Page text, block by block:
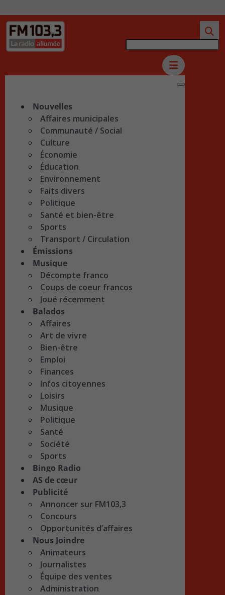
Nouvelles
Affaires municipales
Communauté / Social
Culture
Économie
Éducation
Environnement
Faits divers
Politique
Santé et bien-être
Sports
Transport / Circulation
Émissions
Musique
Décompte franco
Coups de coeur francos
Joué récemment
Balados
Affaires
Art de vivre
Bien-être
Emploi
Finances
Infos citoyennes
Loisirs
Musique
Politique
Santé
Société
Sports
Bingo Radio
AS de cœur
Publicité
Annoncer sur FM103,3
Concours
Opportunités d’affaires
Nous Joindre
Animateurs
Journalistes
Équipe des ventes
Administration